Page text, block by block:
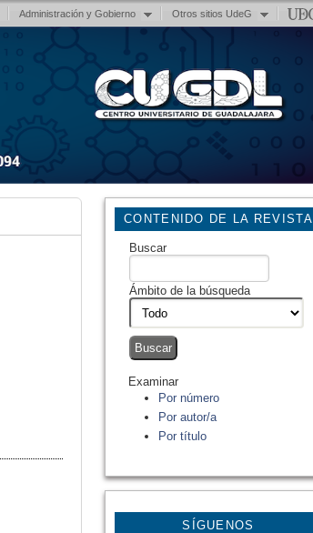
Administración y Gobierno Otros sitios UdeG
CONTENIDO DE LA REVISTA
Buscar
Ámbito de la búsqueda
Examinar
Por número
Por autor/a
Por título
SÍGUENOS